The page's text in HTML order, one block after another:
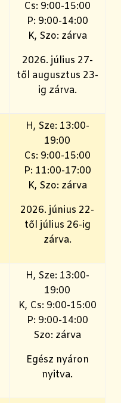
Cs: 9:00-15:00
P: 9:00-14:00
K, Szo: zárva
2026. július 27-
től augusztus 23-
ig zárva.
H, Sze: 13:00-
19:00
Cs: 9:00-15:00
P: 11:00-17:00
K, Szo: zárva
2026. június 22-
től július 26-ig
zárva.
H, Sze: 13:00-
19:00
K, Cs: 9:00-15:00
P: 9:00-14:00
Szo: zárva
Egész nyáron
nyitva.